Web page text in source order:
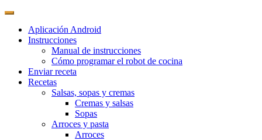
Aplicación Android
Instrucciones
Manual de instrucciones
Cómo programar el robot de cocina
Enviar receta
Recetas
Salsas, sopas y cremas
Cremas y salsas
Sopas
Arroces y pasta
Arroces